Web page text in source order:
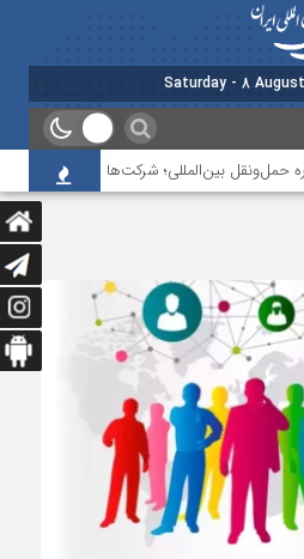
حمل‌ونقل بین‌المللی؛ شرکت‌ها زیر فشار